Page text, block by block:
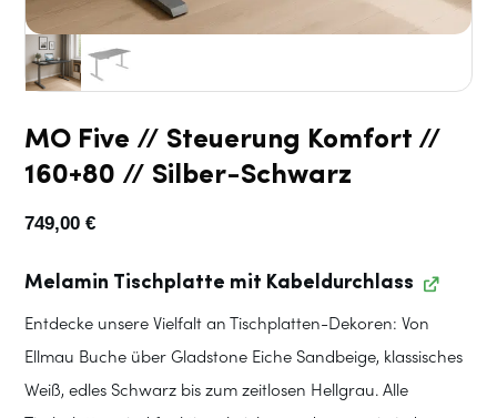
MO Five // Steuerung Komfort //
160+80 // Silber-Schwarz
749,00 €
Melamin Tischplatte mit Kabeldurchlass
Entdecke unsere Vielfalt an Tischplatten-Dekoren: Von
Ellmau Buche über Gladstone Eiche Sandbeige, klassisches
Weiß, edles Schwarz bis zum zeitlosen Hellgrau. Alle